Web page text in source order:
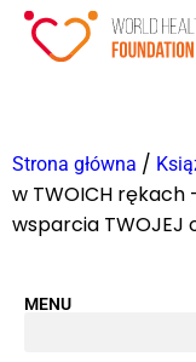
Strona główna /
w TWOICH
wsparcia TWOJEJ
MENU